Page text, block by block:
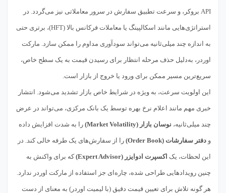
API بروکر، و سرعت تطبیق سفارش در سرور معاملاتی نیز می‌گردد. در
استراتژی‌هایی مانند اسکالپینگ یا معاملات فرکانس بالا (HFT)، برتری حتی
به اندازه چند میلی‌ثانیه می‌تواند سودآوری مداوم را ممکن سازد. مارکت
اوردر، به‌دلیل حذف مرحله انتظار برای رسیدن قیمت به یک سطح خاص،
سریع‌ترین مسیر ممکن برای ورود یا خروج از بازار است.
این اولویت سرعت، به ویژه در شرایط خاص بازار تشدید می‌شود. انتشار
خبری مهم مانند اعلام نرخ بهره توسط یک بانک مرکزی، می‌تواند در عرض
چند میلی‌ثانیه، نوسان بازار (Market Volatility) را به شدت افزایش داده
و دفتر سفارشات (Order Book) را از سفارش‌های یک طرفه خالی کند. در
این لحظات، یک اکسپرت ادوایزر (Expert Advisor) که برای واکنش به
چنین رویدادهایی طراحی شده، چاره‌ای جز استفاده از مارکت اوردر ندارد.
هر گونه تلاش برای تعیین قیمت دقیق (با لیمیت اوردر) به معنای از دست